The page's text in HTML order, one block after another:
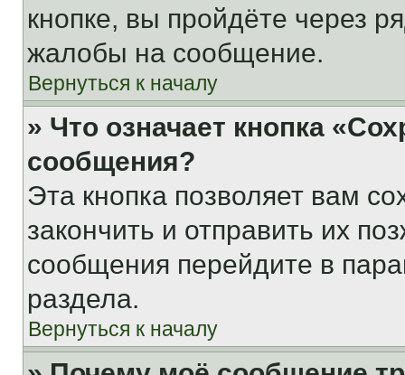
кнопке, вы пройдёте через
жалобы на сообщение.
Вернуться к началу
» Что означает кнопка
сообщения?
Эта кнопка позволяет вам
закончить и отправить их
сообщения перейдите в
раздела.
Вернуться к началу